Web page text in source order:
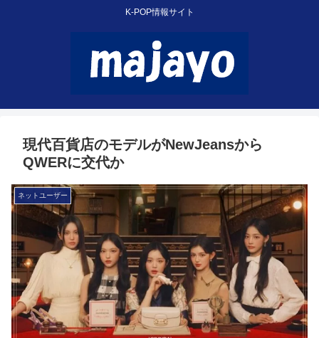
K-POP情報サイト
現代百貨店のモデルがNewJeansから
QWERに交代か
ネットユーザー